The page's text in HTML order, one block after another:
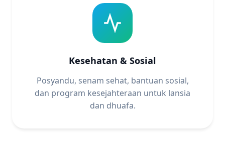
Kesehatan & Sosial
Posyandu, senam sehat, bantuan sosial,
dan program kesejahteraan untuk lansia
dan dhuafa.